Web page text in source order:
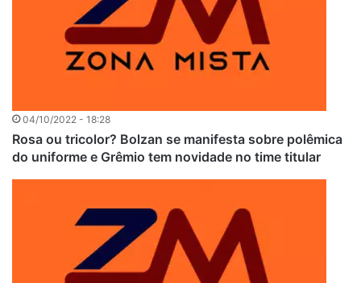
04/10/2022 - 18:28
Rosa ou tricolor? Bolzan se manifesta sobre polêmica
do uniforme e Grêmio tem novidade no time titular